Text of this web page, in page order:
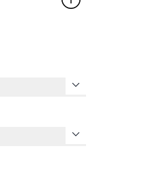
expand_more
expand_more